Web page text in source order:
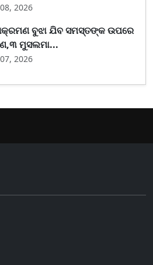
2026
ବୁଝା ଯିବ ସମସ୍ତଙ୍କ ଉପରେ
ମୁସଲମା...
2026